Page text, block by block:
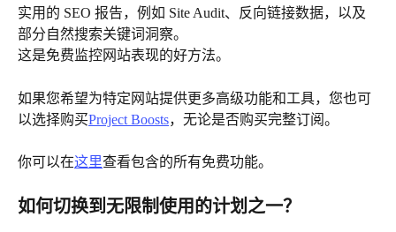
实用的 SEO 报告，例如 Site Audit、反向链接数据，以及
部分自然搜索关键词洞察。
这是免费监控网站表现的好方法。
如果您希望为特定网站提供更多高级功能和工具，您也可
以选择购买Project Boosts，无论是否购买完整订阅。
你可以在这里查看包含的所有免费功能。
如何切换到无限制使用的计划之一？